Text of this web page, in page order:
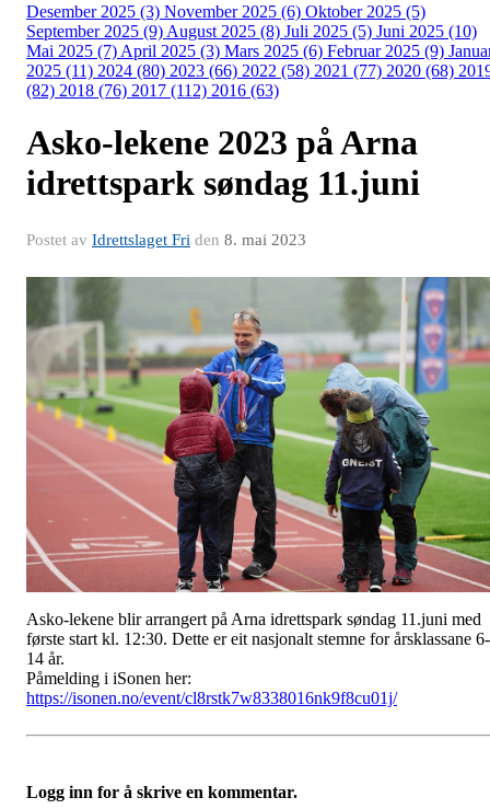
Desember 2025 (3) November 2025 (6) Oktober 2025 (5)
September 2025 (9) August 2025 (8) Juli 2025 (5) Juni 2025 (10)
Mai 2025 (7) April 2025 (3) Mars 2025 (6) Februar 2025 (9)
2025 (11) 2024 (80) 2023 (66) 2022 (58) 2021 (77) 2020 (68)
(82) 2018 (76) 2017 (112) 2016 (63)
Asko-lekene 2023 på Arna
idrettspark søndag 11.juni
Postet av Idrettslaget Fri den 8. mai 2023
Asko-lekene blir arrangert på Arna idrettspark søndag 11.juni med
første start kl. 12:30. Dette er eit nasjonalt stemne for årsklassane 6-
14 år.
Påmelding i iSonen her:
https://isonen.no/event/cl8rstk7w8338016nk9f8cu01j/
Logg inn for å skrive en kommentar.